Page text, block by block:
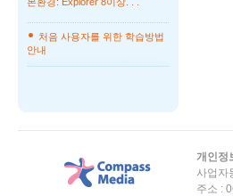
처음 사용자를 위한 학습방법
안내
개인정
사업자
주소 :